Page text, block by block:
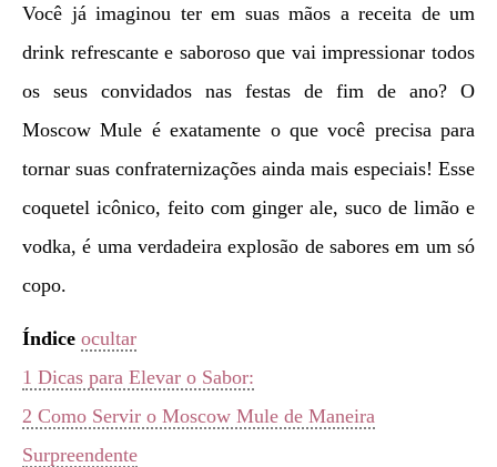
Você já imaginou ter em suas mãos a receita de um
drink refrescante e saboroso que vai impressionar todos
os seus convidados nas festas de fim de ano? O
Moscow Mule é exatamente o que você precisa para
tornar suas confraternizações ainda mais especiais! Esse
coquetel icônico, feito com ginger ale, suco de limão e
vodka, é uma verdadeira explosão de sabores em um só
copo.
Índice ocultar
1 Dicas para Elevar o Sabor:
2 Como Servir o Moscow Mule de Maneira
Surpreendente